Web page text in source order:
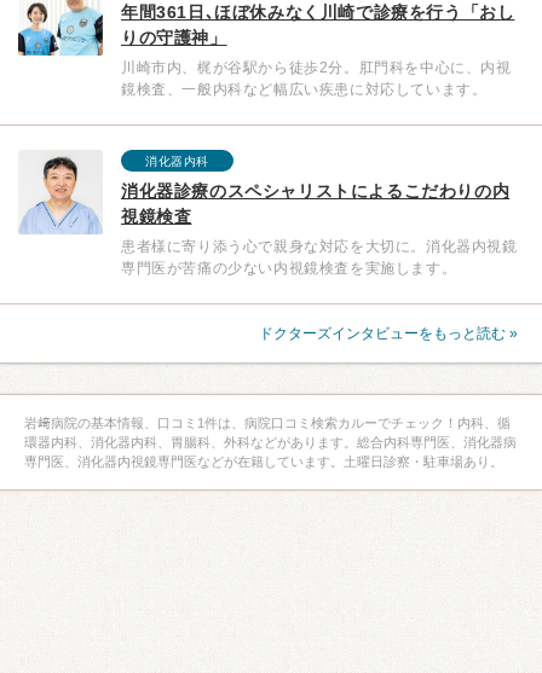
年間361日､ほぼ休みなく川崎で診療を行う「おし
りの守護神」
川崎市内、梶が谷駅から徒歩2分。肛門科を中心に、内視
鏡検査、一般内科など幅広い疾患に対応しています。
消化器内科
消化器診療のスペシャリストによるこだわりの内
視鏡検査
患者様に寄り添う心で親身な対応を大切に。消化器内視鏡
専門医が苦痛の少ない内視鏡検査を実施します。
ドクターズインタビューをもっと読む »
岩﨑病院の基本情報、口コミ1件は、病院口コミ検索カルーでチェック！内科、循
環器内科、消化器内科、胃腸科、外科などがあります。総合内科専門医、消化器病
専門医、消化器内視鏡専門医などが在籍しています。土曜日診察・駐車場あり。